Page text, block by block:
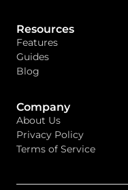
Resources
Features
Guides
Blog
Company
About Us
Privacy Policy
Terms of Service